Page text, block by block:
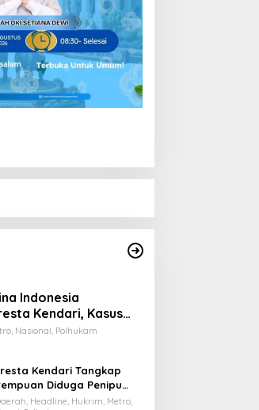
Indonesia
Kendari, Kasus
Umrah Masuk
Nasional, Polhukam
Kendari Tangkap
Diduga Penipu
Korban Rugi Rp588,1
Headline, Hukrim, Metro,